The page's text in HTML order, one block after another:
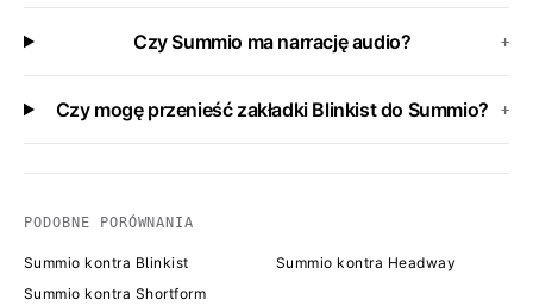
Czy Summio ma narrację audio? +
Czy mogę przenieść zakładki Blinkist do Summio? +
PODOBNE PORÓWNANIA
Summio kontra Blinkist
Summio kontra Headway
Summio kontra Shortform